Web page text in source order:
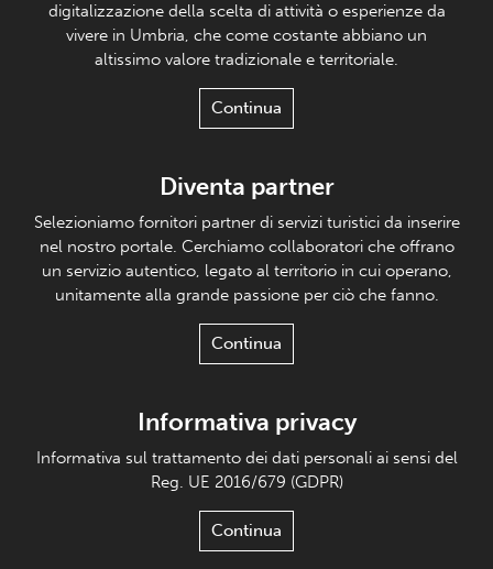
digitalizzazione della scelta di attività o esperienze da
vivere in Umbria, che come costante abbiano un
altissimo valore tradizionale e territoriale.
Continua
Diventa partner
Selezioniamo fornitori partner di servizi turistici da inserire
nel nostro portale. Cerchiamo collaboratori che offrano
un servizio autentico, legato al territorio in cui operano,
unitamente alla grande passione per ciò che fanno.
Continua
Informativa privacy
Informativa sul trattamento dei dati personali ai sensi del
Reg. UE 2016/679 (GDPR)
Continua